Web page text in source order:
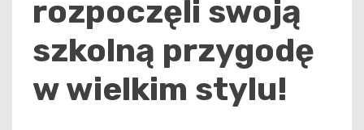
rozpoczęli swoją
szkolną przygodę
w wielkim stylu!